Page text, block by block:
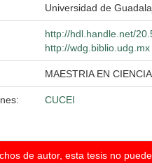
Universidad de
http://hdl.handle.net/
http://wdg.biblio.udg.mx
MAESTRIA EN
CUCEI
de autor, esta tesis no